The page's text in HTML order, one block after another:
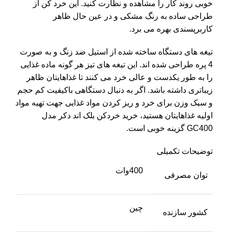
خوبی روند کار را مشاهده و نظارت کنید. این خرد کن از
طراحی ساده به رنگ مشکی و در عین حال ظاهر
کاربرپسندی بهره می برد.
تیغه های دستگاه ساخته شده از استیل ضد زنگ و به صورت
4 پره طراحی شده اند. این تیغه های تیز هر گونه ماده غذایی
را به طور یکدست و عالی خرد می کنند تا غذاهایتان ظاهر
زیباتری داشته باشد. اگر به دنبال دستگاهی باکیفیت کم حجم
و سبک وزن برای خرد و ریز کردن مواد غذایی جهت تهیه مواد
اولیه غذاهایتان هستید، خرید خردکن بلک اند دکر مدل
GC400 گزینه خوبی است.
توضیحات تکمیلی
توان مصرفی
400وات
کشور سازنده
چین